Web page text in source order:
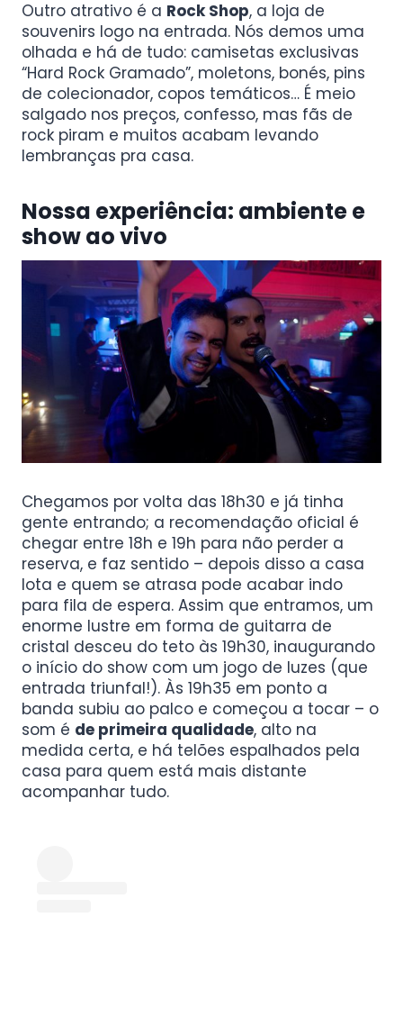
Outro atrativo é a Rock Shop, a loja de
souvenirs logo na entrada. Nós demos uma
olhada e há de tudo: camisetas exclusivas
“Hard Rock Gramado”, moletons, bonés, pins
de colecionador, copos temáticos… É meio
salgado nos preços, confesso, mas fãs de
rock piram e muitos acabam levando
lembranças pra casa.
Nossa experiência: ambiente e
show ao vivo
Chegamos por volta das 18h30 e já tinha
gente entrando; a recomendação oficial é
chegar entre 18h e 19h para não perder a
reserva, e faz sentido – depois disso a casa
lota e quem se atrasa pode acabar indo
para fila de espera. Assim que entramos, um
enorme lustre em forma de guitarra de
cristal desceu do teto às 19h30, inaugurando
o início do show com um jogo de luzes (que
entrada triunfal!). Às 19h35 em ponto a
banda subiu ao palco e começou a tocar – o
som é de primeira qualidade, alto na
medida certa, e há telões espalhados pela
casa para quem está mais distante
acompanhar tudo.